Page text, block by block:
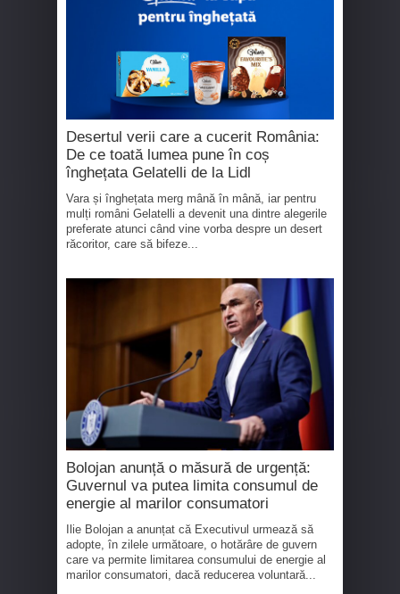
Desertul verii care a cucerit România:
De ce toată lumea pune în coș
înghețata Gelatelli de la Lidl
Vara și înghețata merg mână în mână, iar pentru
mulți români Gelatelli a devenit una dintre alegerile
preferate atunci când vine vorba despre un desert
răcoritor, care să bifeze...
Bolojan anunță o măsură de urgență:
Guvernul va putea limita consumul de
energie al marilor consumatori
Ilie Bolojan a anunțat că Executivul urmează să
adopte, în zilele următoare, o hotărâre de guvern
care va permite limitarea consumului de energie al
marilor consumatori, dacă reducerea voluntară...